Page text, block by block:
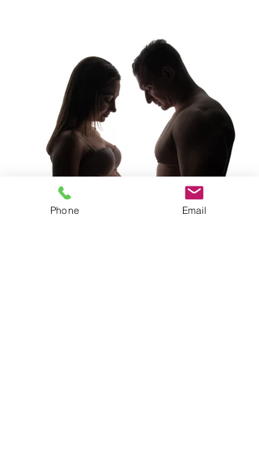
Phone Email